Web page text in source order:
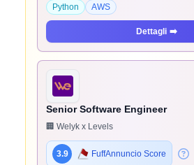
Python AWS
Dettagli ➡️
Senior Software Engineer
🏢 Welyk x Levels
3.9 FuffAnnuncio Score